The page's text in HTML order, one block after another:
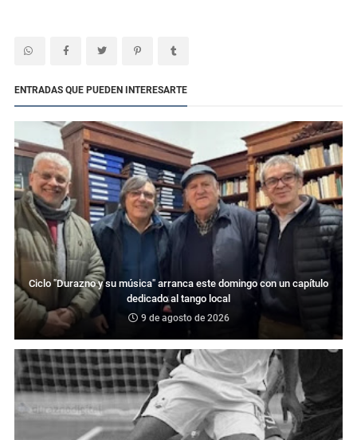
ENTRADAS QUE PUEDEN INTERESARTE
Ciclo "Durazno y su música" arranca este domingo con un capítulo
dedicado al tango local
9 de agosto de 2026